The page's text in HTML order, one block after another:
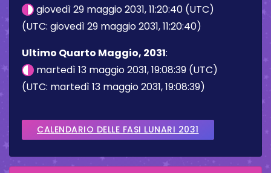
giovedì 29 maggio 2031, 11:20:40 (UTC)
(UTC: giovedì 29 maggio 2031, 11:20:40)
Ultimo Quarto Maggio, 2031:
martedì 13 maggio 2031, 19:08:39 (UTC)
(UTC: martedì 13 maggio 2031, 19:08:39)
CALENDARIO DELLE FASI LUNARI 2031